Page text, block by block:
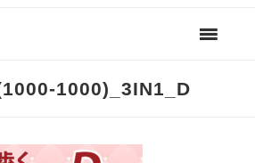
1000)_3IN1_D